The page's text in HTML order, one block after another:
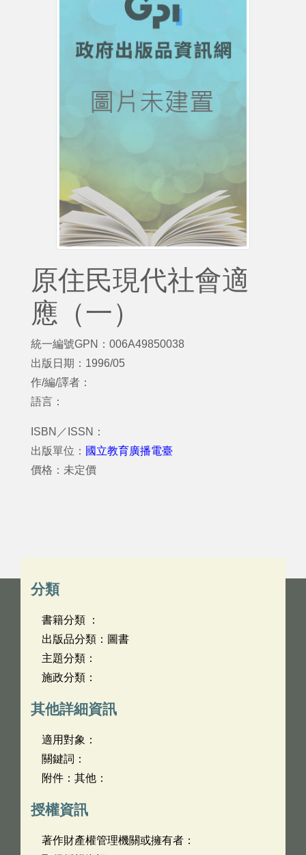
原住民現代社會適
應（一）
統一編號GPN：006A49850038
出版日期：1996/05
作/編/譯者：
語言：
ISBN／ISSN：
出版單位： 國立教育廣播電臺
價格：未定價
分類
書籍分類 ：
出版品分類：圖書
主題分類：
施政分類：
其他詳細資訊
適用對象：
關鍵詞：
附件：其他：
授權資訊
著作財產權管理機關或擁有者：